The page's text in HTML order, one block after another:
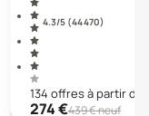
4.3/5 (44 470)
134 offresà partir de :
274€439€ neuf